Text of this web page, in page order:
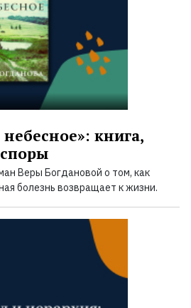
книга,
Веры Богдановой о том, как
болезнь возвращает к жизни.